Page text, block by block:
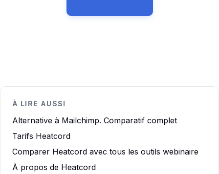
À LIRE AUSSI
Alternative à Mailchimp. Comparatif complet
Tarifs Heatcord
Comparer Heatcord avec tous les outils webinaire
À propos de Heatcord